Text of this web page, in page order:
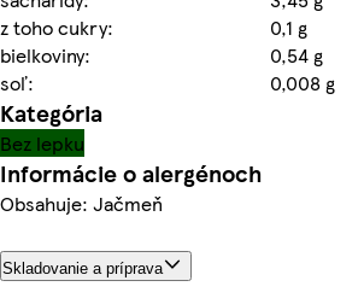
z toho cukry:
0,1 g
bielkoviny:
0,54 g
soľ:
0,008 g
Kategória
Bez lepku
Informácie o alergénoch
Obsahuje: Jačmeň
Skladovanie a príprava